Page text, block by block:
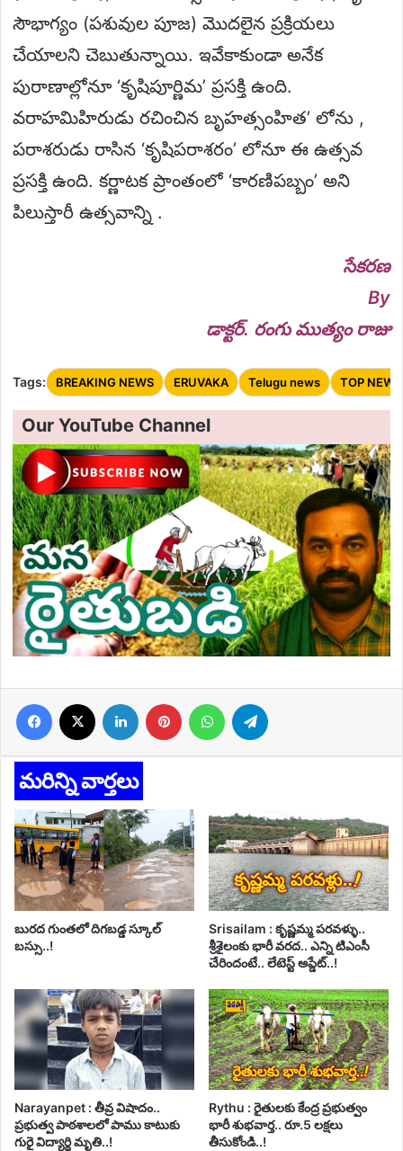
సౌభాగ్యం (పశువుల పూజ) మొదలైన ప్రక్రియలు
చేయాలని చెబుతున్నాయి. ఇవేకాకుండా అనేక
పురాణాల్లోనూ ‘కృషిపూర్ణిమ’ ప్రసక్తి ఉంది.
వరాహమిహిరుడు రచించిన బృహత్సంహిత’ లోను ,
పరాశరుడు రాసిన ‘కృషిపరాశరం’ లోనూ ఈ ఉత్సవ
ప్రసక్తి ఉంది. కర్ణాటక ప్రాంతంలో ‘కారణిపబ్బం’ అని
పిలుస్తారీ ఉత్సవాన్ని .
సేకరణ
By
డాక్టర్. రంగు ముత్యం రాజు
Tags: BREAKING NEWS ERUVAKA Telugu news TOP NEWS
Our YouTube Channel
Facebook LinkedIn Pinterest WhatsApp
మరిన్ని వార్తలు
బురద గుంతలో దిగబడ్డ స్కూల్
బస్సు..!
Srisailam : కృష్ణమ్మ పరవళ్ళు..
శ్రీశైలంకు భారీ వరద.. ఎన్ని టిఎంసీ
చేరిందంటే.. లేటెస్ట్ అప్డేట్..!
Narayanpet : తీవ్ర విషాదం..
ప్రభుత్వ పాఠశాలలో పాము కాటుకు
గురై విద్యార్థి మృతి..!
Rythu : రైతులకు కేంద్ర ప్రభుత్వం
భారీ శుభవార్త.. రూ.5 లక్షలు
తీసుకోండి..!